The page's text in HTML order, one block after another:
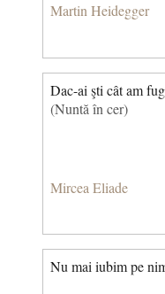
Martin Heidegger
Dac-ai şti cât am
(Nuntă în cer)
Mircea Eliade
Nu mai iubim pe